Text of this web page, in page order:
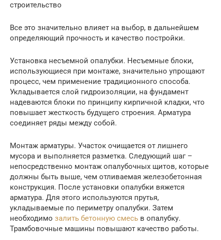
строительство
Все это значительно влияет на выбор, в дальнейшем
определяющий прочность и качество постройки.
Установка несъемной опалубки. Несъемные блоки,
использующиеся при монтаже, значительно упрощают
процесс, чем применение традиционного способа.
Укладывается слой гидроизоляции, на фундамент
надеваются блоки по принципу кирпичной кладки, что
повышает жесткость будущего строения. Арматура
соединяет ряды между собой.
Монтаж арматуры. Участок очищается от лишнего
мусора и выполняется разметка. Следующий шаг –
непосредственно монтаж опалубочных щитов, которые
должны быть выше, чем отливаемая железобетонная
конструкция. После установки опалубки вяжется
арматура. Для этого используются прутья,
укладываемые по периметру опалубки. Затем
необходимо залить бетонную смесь в опалубку.
Трамбовочные машины повышают качество работы.